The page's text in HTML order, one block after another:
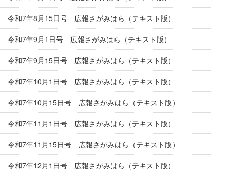
令和7年8月15日号 広報さがみはら（テキスト版）
令和7年9月1日号 広報さがみはら（テキスト版）
令和7年9月15日号 広報さがみはら（テキスト版）
令和7年10月1日号 広報さがみはら（テキスト版）
令和7年10月15日号 広報さがみはら（テキスト版）
令和7年11月1日号 広報さがみはら（テキスト版）
令和7年11月15日号 広報さがみはら（テキスト版）
令和7年12月1日号 広報さがみはら（テキスト版）